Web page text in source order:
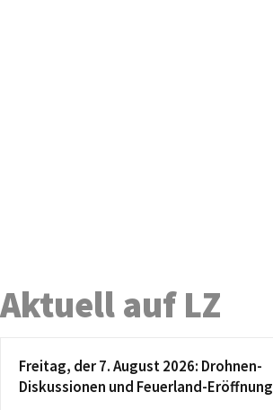
Aktuell auf LZ
Freitag, der 7. August 2026: Drohnen-
Diskussionen und Feuerland-Eröffnung